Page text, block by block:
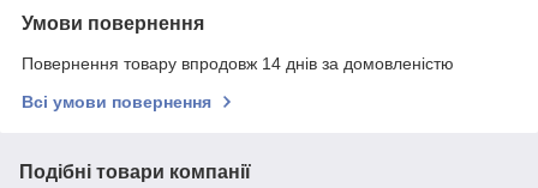
Умови повернення
Повернення товару впродовж 14 днів за домовленістю
Всі умови повернення
Подібні товари компанії